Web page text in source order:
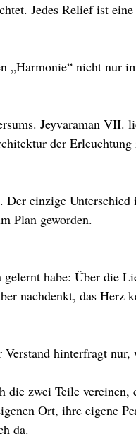
Jedes Relief ist
„Harmonie“ nicht nur
Jeyvaraman VII.
der
Der einzige
Plan geworden.
habe: Über die
nachdenkt, das Herz
hinterfragt nur,
die zwei Teile vereinen,
Ort, ihre eigene
da.